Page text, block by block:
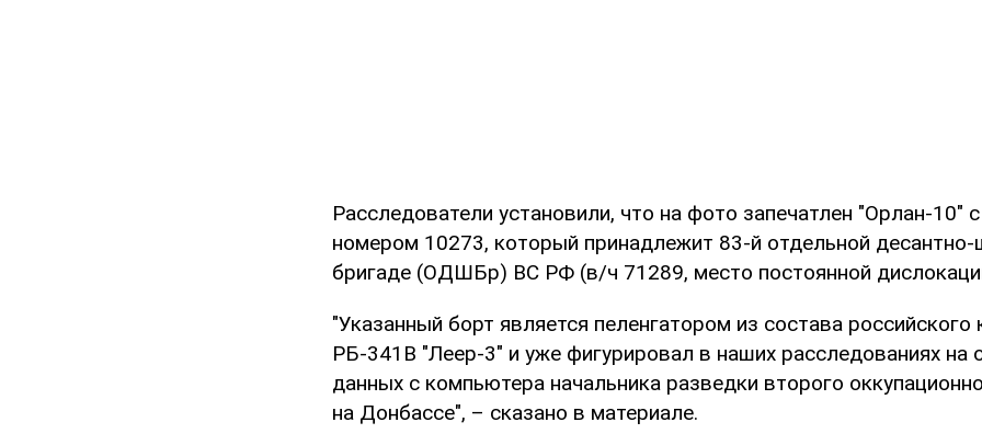
Расследователи установили, что на фото запечатлен "Орлан-10"
номером 10273, который принадлежит 83-й отдельной
бригаде (ОДШБр) ВС РФ (в/ч 71289, место постоянной
"Указанный борт является пеленгатором из состава
РБ-341В "Леер-3" и уже фигурировал в наших расследованиях на
данных с компьютера начальника разведки второго
на Донбассе", – сказано в материале.